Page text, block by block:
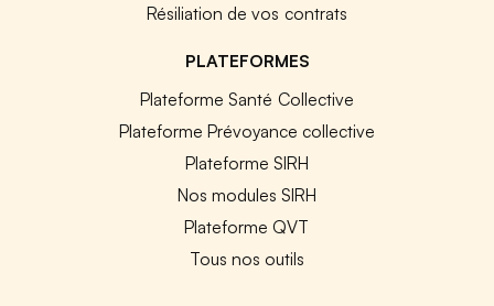
Résiliation de vos contrats
PLATEFORMES
Plateforme Santé Collective
Plateforme Prévoyance collective
Plateforme SIRH
Nos modules SIRH
Plateforme QVT
Tous nos outils